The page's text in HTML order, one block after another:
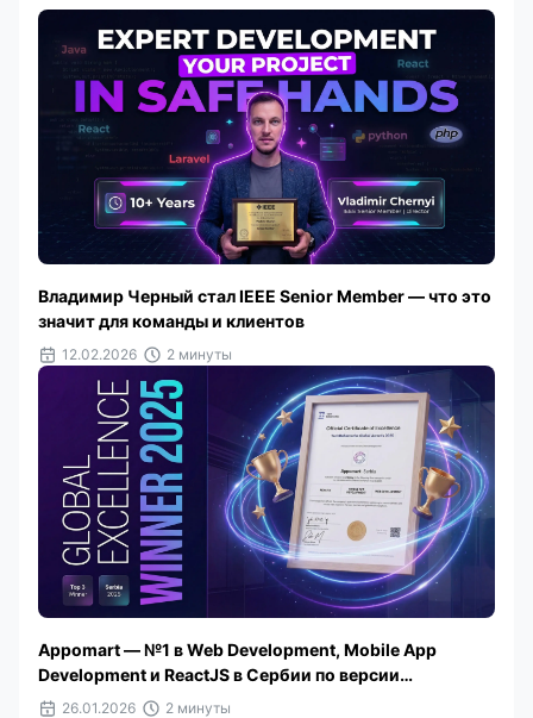
Владимир Черный стал IEEE Senior Member — что это
значит для команды и клиентов
12.02.2026 2 минуты
Appomart — №1 в Web Development, Mobile App
Development и ReactJS в Сербии по версии
TechBehemoths 2025
26.01.2026 2 минуты